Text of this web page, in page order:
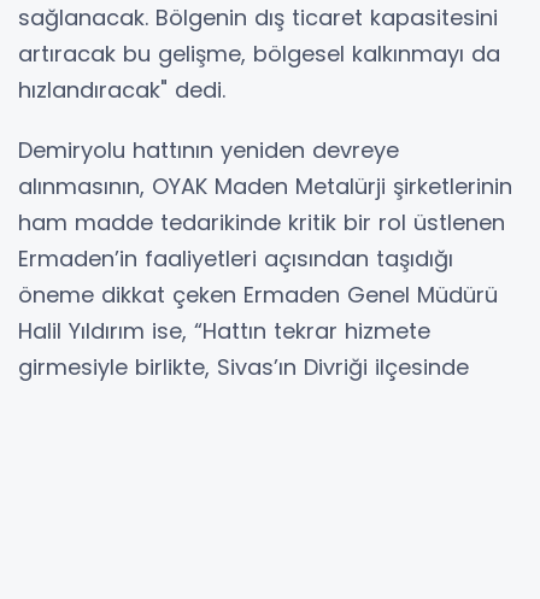
sağlanacak. Bölgenin dış ticaret kapasitesini
artıracak bu gelişme, bölgesel kalkınmayı da
hızlandıracak" dedi.
Demiryolu hattının yeniden devreye
alınmasının, OYAK Maden Metalürji şirketlerinin
ham madde tedarikinde kritik bir rol üstlenen
Ermaden’in faaliyetleri açısından taşıdığı
öneme dikkat çeken Ermaden Genel Müdürü
Halil Yıldırım ise, “Hattın tekrar hizmete
girmesiyle birlikte, Sivas’ın Divriği ilçesinde